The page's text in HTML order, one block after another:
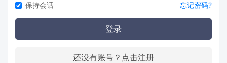
保持会话 忘记密码?
登录
还没有账号？点击注册